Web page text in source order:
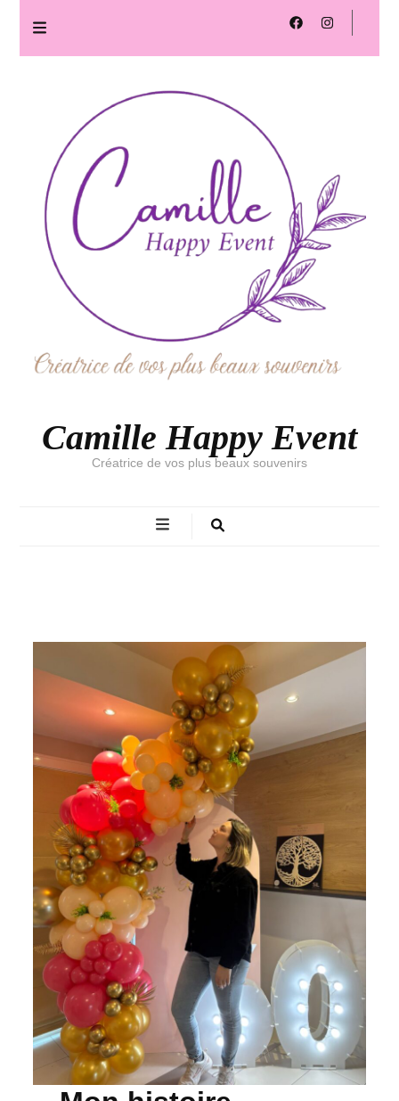
Camille Happy Event
Créatrice de vos plus beaux souvenirs